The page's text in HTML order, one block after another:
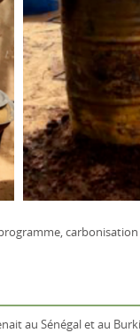
carbonisation
au Sénégal et au